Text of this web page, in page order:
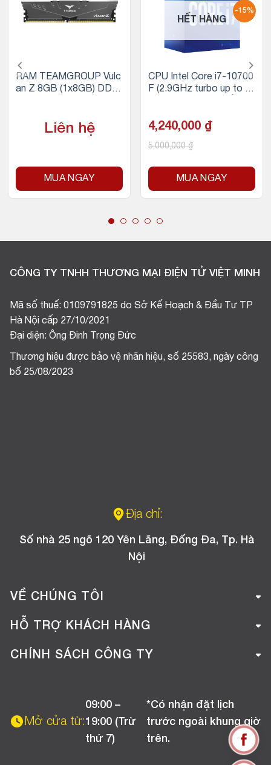
RAM TEAMGROUP Vulc
an Z 8GB (1x8GB) DDR
Liên hệ
MUA NGAY
-15%
HẾT HÀNG
CPU Intel Core i7-10700
F (2.9GHz turbo up to 4.
ket Intel LGA 1200
4,240,000 ₫
5,000,000₫
MUA NGAY
CÔNG TY TNHH THƯƠNG MẠI ĐIỆN TỬ VIỆT MINH
Mã số thuế: 0109791825 do Sở Kế Hoạch & Đầu Tư TP
Hà Nội cấp 27/10/2021
Đại diện: Ông Đinh Trọng Đức
Thương hiệu được bảo vệ nhãn hiệu, số 25583, ngày công
bố 25/08/2023
Địa chỉ:
Số nhà 25 ngõ 120 Yên Lãng, Đống Đa, Tp. Hà
Nội
VỀ CHÚNG TÔI
Giới thiệu công ty
Tuyển dụng
HỖ TRỢ KHÁCH HÀNG
Hướng dẫn mua hàng online
Chương trình khuyến mãi
CHÍNH SÁCH CÔNG TY
Chính sách bảo hành
Mở cửa từ:
09:00 –
19:00 (Trừ
thứ 7)
*Có nhận đặt lịch
trước ngoài khung giờ
trên.